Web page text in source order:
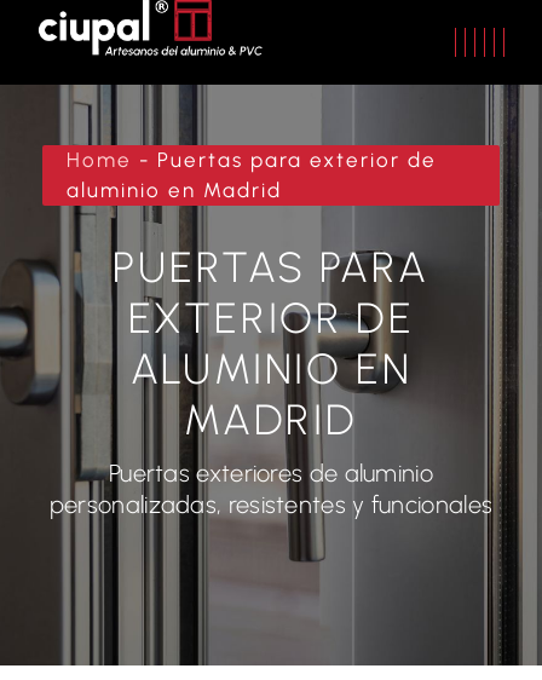
Home - Puertas para exterior de
aluminio en Madrid
PUERTAS PARA
EXTERIOR DE
ALUMINIO EN
MADRID
Puertas exteriores de aluminio
personalizadas, resistentes y funcionales